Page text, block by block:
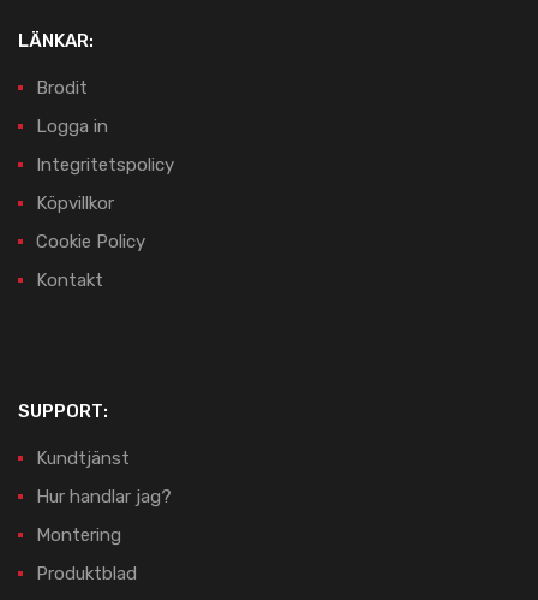
LÄNKAR:
Brodit
Logga in
Integritetspolicy
Köpvillkor
Cookie Policy
Kontakt
SUPPORT:
Kundtjänst
Hur handlar jag?
Montering
Produktblad